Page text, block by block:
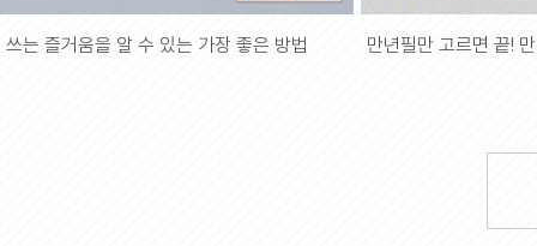
쓰는 즐거움을 알 수 있는 가장 좋은 방법 만년필만 고르면 끝!